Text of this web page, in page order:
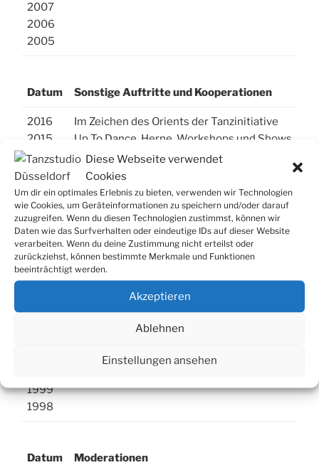
Diese Webseite verwendet
Cookies
Um dir ein optimales Erlebnis zu bieten, verwenden wir Technologien
wie Cookies, um Geräteinformationen zu speichern und/oder darauf
zuzugreifen. Wenn du diesen Technologien zustimmst, können wir
Daten wie das Surfverhalten oder eindeutige IDs auf dieser Website
verarbeiten. Wenn du deine Zustimmung nicht erteilst oder
zurückziehst, können bestimmte Merkmale und Funktionen
beeinträchtigt werden.
Akzeptieren
Ablehnen
Einstellungen ansehen
2007
2006
2005
Datum Sonstige Auftritte und Kooperationen
2016
2015
2014
2013
2012
2009
2005
2000
1999
Im Zeichen des Orients der Tanzinitiative
Up To Dance, Herne. Workshops und Shows
1999
1998
Datum Moderationen